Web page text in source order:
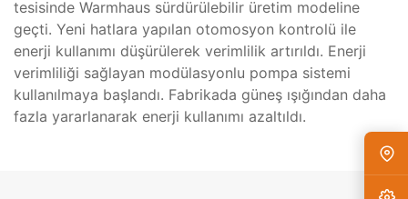
tesisinde Warmhaus sürdürülebilir üretim modeline
geçti. Yeni hatlara yapılan otomosyon kontrolü ile
enerji kullanımı düşürülerek verimlilik artırıldı. Enerji
verimliliği sağlayan modülasyonlu pompa sistemi
kullanılmaya başlandı. Fabrikada güneş ışığından daha
fazla yararlanarak enerji kullanımı azaltıldı.